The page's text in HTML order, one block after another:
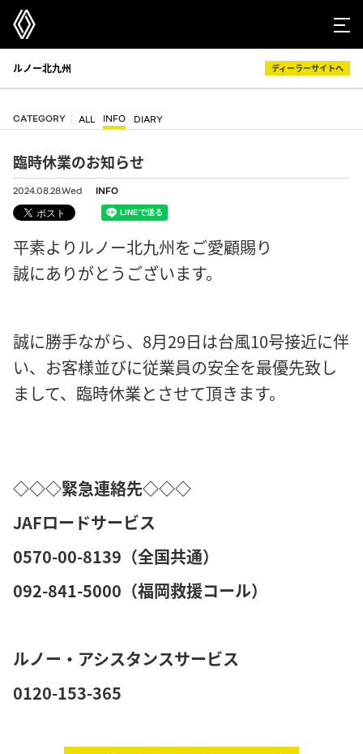
ルノー北九州 ディーラーサイトへ
CATEGORY ALL INFO DIARY
臨時休業のお知らせ
2024.08.28.Wed INFO
平素よりルノー北九州をご愛顧賜り
誠にありがとうございます。
誠に勝手ながら、8月29日は台風10号接近に伴
い、お客様並びに従業員の安全を最優先致し
まして、臨時休業とさせて頂きます。
◇◇◇緊急連絡先◇◇◇
JAFロードサービス
0570-00-8139（全国共通）
092-841-5000（福岡救援コール）
ルノー・アシスタンスサービス
0120-153-365